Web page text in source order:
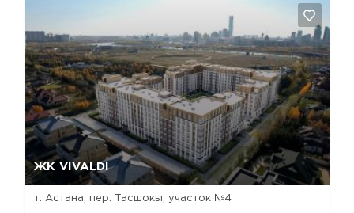
ЖК VIVALDI
г. Астана, пер. Тасшокы, участок №4
Да, удалить Отмена